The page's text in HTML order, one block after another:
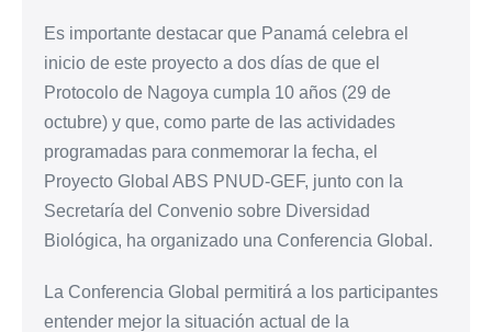
Es importante destacar que Panamá celebra el
inicio de este proyecto a dos días de que el
Protocolo de Nagoya cumpla 10 años (29 de
octubre) y que, como parte de las actividades
programadas para conmemorar la fecha, el
Proyecto Global ABS PNUD-GEF, junto con la
Secretaría del Convenio sobre Diversidad
Biológica, ha organizado una Conferencia Global.
La Conferencia Global permitirá a los participantes
entender mejor la situación actual de la